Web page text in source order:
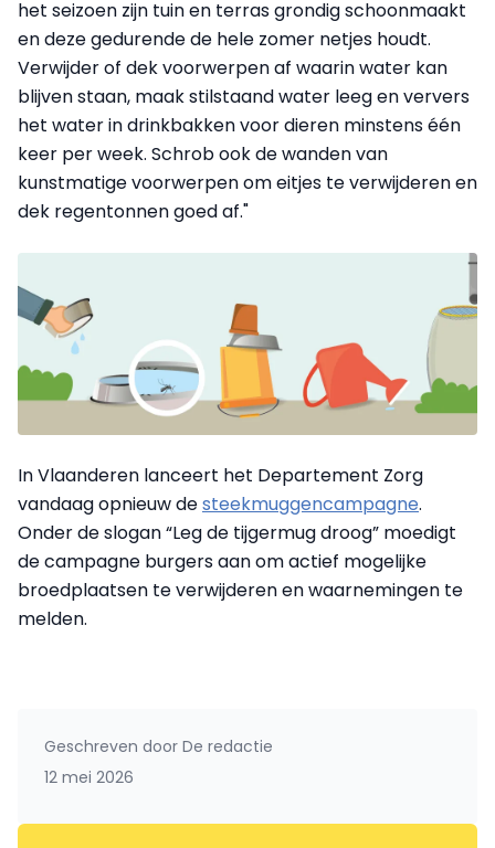
het seizoen zijn tuin en terras grondig schoonmaakt
en deze gedurende de hele zomer netjes houdt.
Verwijder of dek voorwerpen af waarin water kan
blijven staan, maak stilstaand water leeg en ververs
het water in drinkbakken voor dieren minstens één
keer per week. Schrob ook de wanden van
kunstmatige voorwerpen om eitjes te verwijderen en
dek regentonnen goed af."
In Vlaanderen lanceert het Departement Zorg
vandaag opnieuw desteekmuggencampagne.
Onder de slogan “Leg de tijgermug droog” moedigt
de campagne burgers aan om actief mogelijke
broedplaatsen te verwijderen en waarnemingen te
melden.
Geschreven door De redactie
12 mei 2026